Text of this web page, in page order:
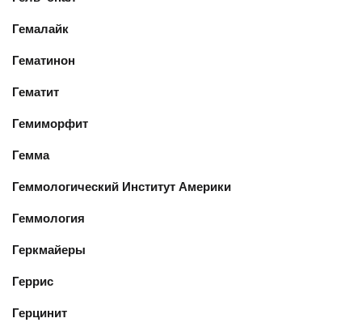
Гемалайк
Гематинон
Гематит
Гемиморфит
Гемма
Геммологический Институт Америки
Геммология
Геркмайеры
Геррис
Герцинит